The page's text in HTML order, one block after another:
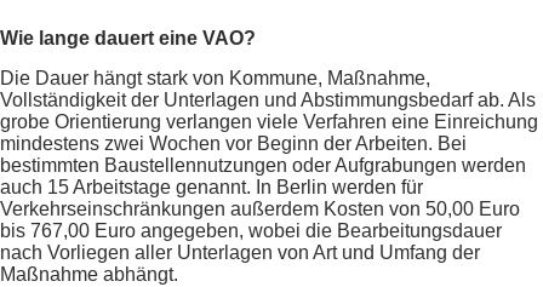
Wie lange dauert eine VAO?
Die Dauer hängt stark von Kommune, Maßnahme,
Vollständigkeit der Unterlagen und Abstimmungsbedarf ab. Als
grobe Orientierung verlangen viele Verfahren eine Einreichung
mindestens zwei Wochen vor Beginn der Arbeiten. Bei
bestimmten Baustellennutzungen oder Aufgrabungen werden
auch 15 Arbeitstage genannt. In Berlin werden für
Verkehrseinschränkungen außerdem Kosten von 50,00 Euro
bis 767,00 Euro angegeben, wobei die Bearbeitungsdauer
nach Vorliegen aller Unterlagen von Art und Umfang der
Maßnahme abhängt.